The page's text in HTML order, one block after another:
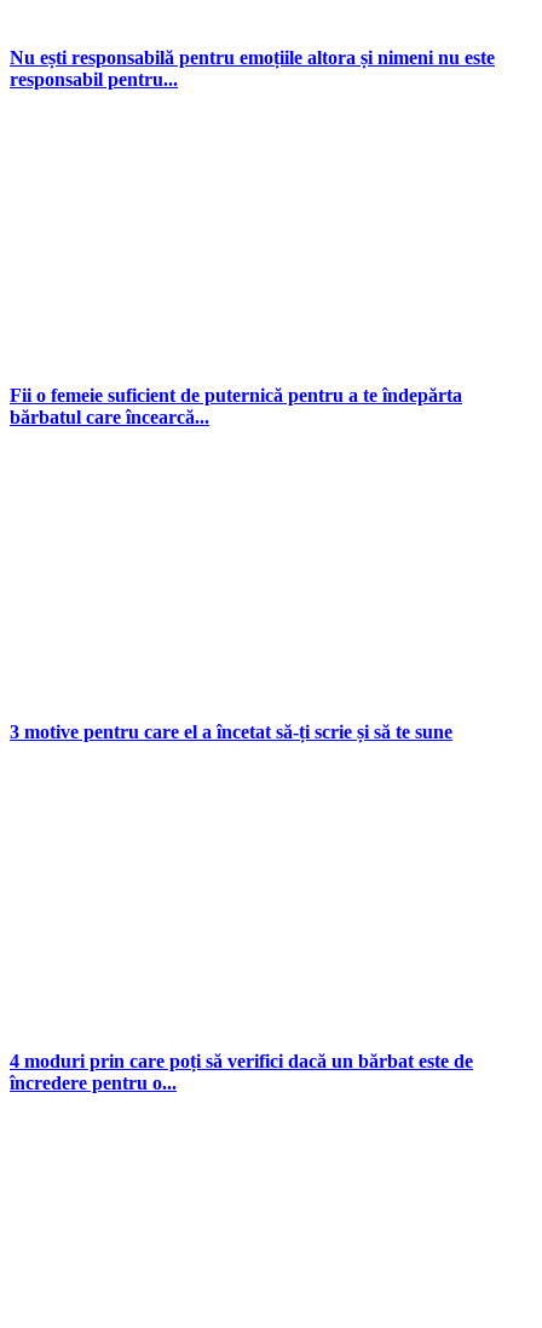
Nu ești responsabilă pentru emoțiile altora și nimeni nu este
responsabil pentru...
Fii o femeie suficient de puternică pentru a te îndepărta
bărbatul care încearcă...
3 motive pentru care el a încetat să-ți scrie și să te sune
4 moduri prin care poți să verifici dacă un bărbat este de
încredere pentru o...